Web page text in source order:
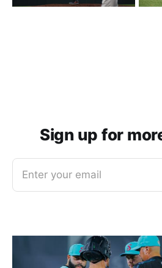
Sign up for
Enter your email